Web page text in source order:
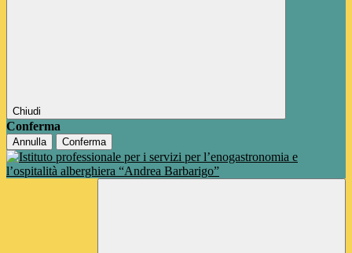
Chiudi
Conferma
Annulla Conferma